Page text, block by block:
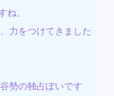
ね。
力をつけてきました
勢の独占ぽいです